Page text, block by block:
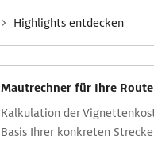
Highlights entdecken
Mautrechner für Ihre Route
Kalkulation der
Basis Ihrer konkreten